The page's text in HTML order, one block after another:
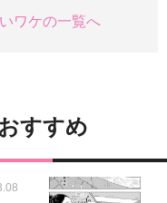
ワケの一覧へ
すすめ